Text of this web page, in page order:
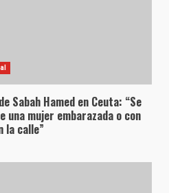
Sabah Hamed en Ceuta: “Se
una mujer embarazada o con
la calle”